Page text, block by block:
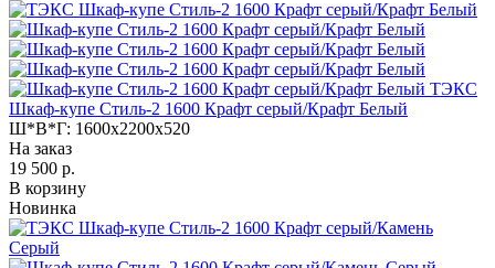
ТЭКС
Шкаф-купе Стиль-2 1600 Крафт серый/Крафт Белый
Ш*В*Г: 1600x2200x520
На заказ
19 500 р.
В корзину
Новинка